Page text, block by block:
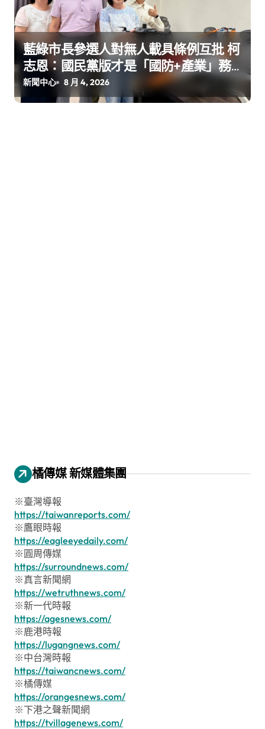
藍綠市長參選人對無人載具條例互批 柯
志恩：國民黨版才是「國防+產業」務
實版
新聞中心 8 月 4, 2026
橘傳媒 新媒體集團
※臺灣導報
https://taiwanreports.com/
※鷹眼時報
https://eagleeyedaily.com/
※圓周傳媒
https://surroundnews.com/
※真言新聞網
https://wetruthnews.com/
※新一代時報
https://agesnews.com/
※鹿港時報
https://lugangnews.com/
※中台灣時報
https://taiwancnews.com/
※橘傳媒
https://orangesnews.com/
※下港之聲新聞網
https://tvillagenews.com/